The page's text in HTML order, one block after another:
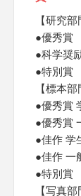
【研究部
●優秀賞
●科学奨
●特別賞
【標本部
●優秀賞
●優秀賞
●佳作
●佳作
●特別賞
【写真部